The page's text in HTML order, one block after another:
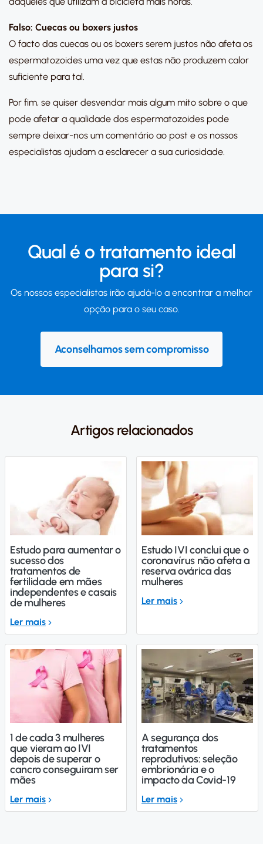
Falso: Cuecas ou boxers justos
O facto das cuecas ou os boxers serem justos não afeta os
espermatozoides uma vez que estas não produzem calor
suficiente para tal.
Por fim, se quiser desvendar mais algum mito sobre o que
pode afetar a qualidade dos espermatozoides pode
sempre deixar-nos um comentário ao post e os nossos
especialistas ajudam a esclarecer a sua curiosidade.
Qual é o tratamento ideal
para si?
Os nossos especialistas irão ajudá-lo a encontrar a melhor
opção para o seu caso.
Aconselhamos sem compromisso
Artigos relacionados
Estudo para aumentar o
sucesso dos
tratamentos de
fertilidade em mães
independentes e casais
de mulheres
Ler mais
Estudo IVI conclui que o
coronavírus não afeta a
reserva ovárica das
mulheres
Ler mais
1 de cada 3 mulheres
que vieram ao IVI
depois de superar o
cancro conseguiram ser
mães
Ler mais
A segurança dos
tratamentos
reprodutivos: seleção
embrionária e o
impacto da Covid-19
Ler mais